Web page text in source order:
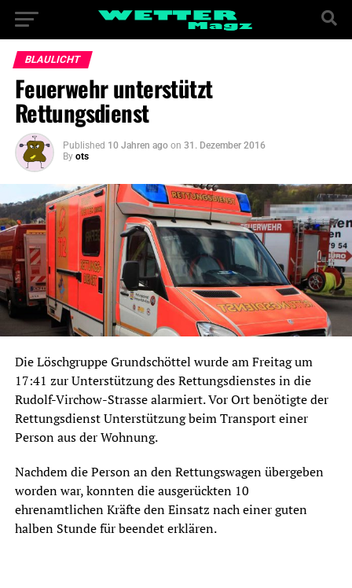
BLAULICHT
Feuerwehr unterstützt
Rettungsdienst
Published 10 Jahren ago on 31. Dezember 2016
By ots
Die Löschgruppe Grundschöttel wurde am Freitag um
17:41 zur Unterstützung des Rettungsdienstes in die
Rudolf-Virchow-Strasse alarmiert. Vor Ort benötigte der
Rettungsdienst Unterstützung beim Transport einer
Person aus der Wohnung.
Nachdem die Person an den Rettungswagen übergeben
worden war, konnten die ausgerückten 10
ehrenamtlichen Kräfte den Einsatz nach einer guten
halben Stunde für beendet erklären.